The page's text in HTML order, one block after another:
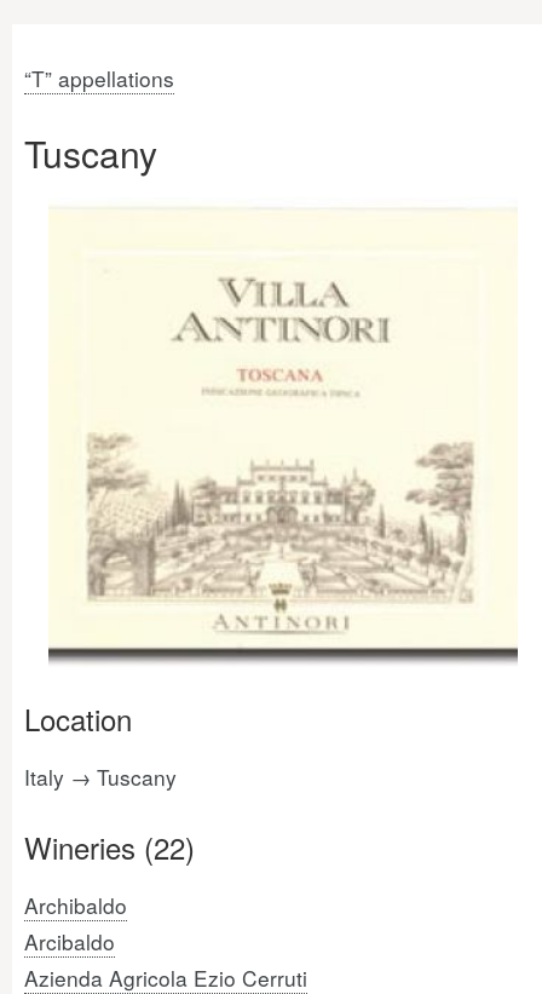
“T” appellations
Tuscany
Location
Italy → Tuscany
Wineries (22)
Archibaldo
Arcibaldo
Azienda Agricola Ezio Cerruti